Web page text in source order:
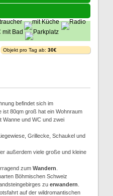
Objekt pro Tag ab: 30€
befindet sich im
ist 80qm groß hat ein Wohnraum
Wanne und WC und zwei
Grillecke, Schaukel und
außerdem viele große und kleine
zum Wandern
Böhmischen Schweiz
zu erwandern
auf der wildromantischen